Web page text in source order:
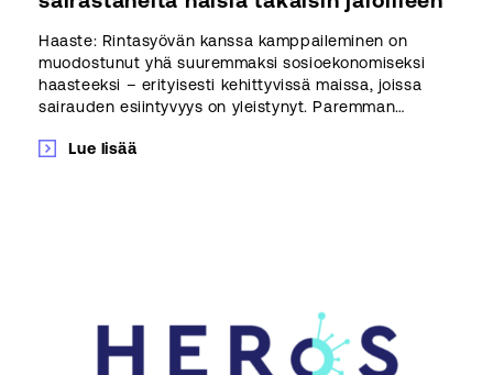
Haaste: Rintasyövän kanssa kamppaileminen on
muodostunut yhä suuremmaksi sosioekonomiseksi
haasteeksi – erityisesti kehittyvissä maissa, joissa
sairauden esiintyvyys on yleistynyt. Paremman…
Lue lisää